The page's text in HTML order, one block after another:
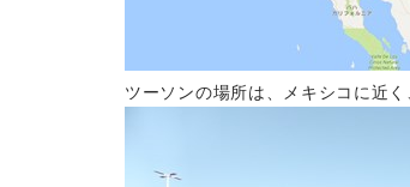
ツーソンの場所は、メキシコに近